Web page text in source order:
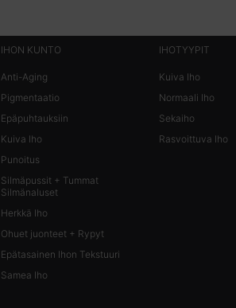
IHON KUNTO
Anti-Aging
Pigmentaatio
Epäpuhtauksiin
Kuiva Iho
Punoitus
Silmäpussit + Tummat
Silmänaluset
Herkkä Iho
Ohuet juonteet + Rypyt
Epätasainen Ihon Tekstuuri
Samea Iho
IHOTYYPIT
Kuiva Iho
Normaali Iho
Sekaiho
Rasvoittuva Iho